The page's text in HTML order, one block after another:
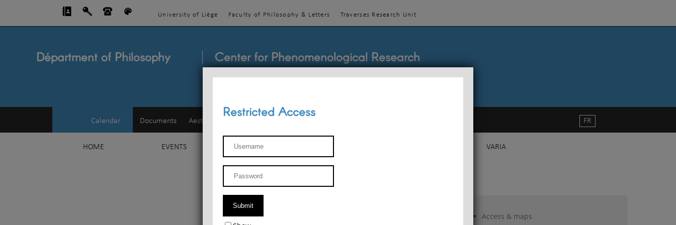
University of Liège Faculty of Philosophy & Letters Traverses Research Unit
Départment of Philosophy Center for Phenomenological Research
Calendar Documents Aesthetics
HOME EVENTS TEACHINGS VARIA
FR
Access & maps
Restricted Access